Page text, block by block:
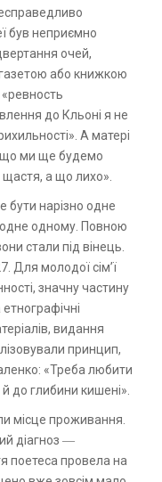
був неприємно
очей,
газетою або книжкою
до Кльоні я не
А матері
що ми ще будемо
а що лихо».
бути нарізно одне
одне одному. Повною
стали під вінець.
Для молодої сім’ї
значну частину
видання
принцип,
«Треба любити
до глибини кишені».
місце проживання.
діагноз ―
поетеса провела на